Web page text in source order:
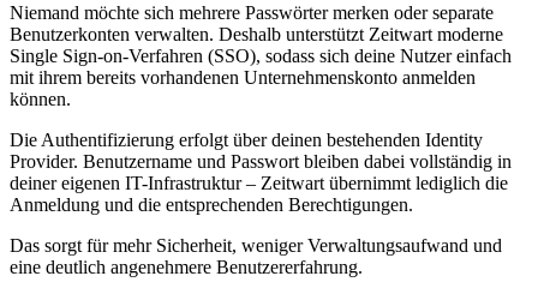
Niemand möchte sich mehrere Passwörter merken oder separate
Benutzerkonten verwalten. Deshalb unterstützt Zeitwart moderne
Single Sign-on-Verfahren (SSO), sodass sich deine Nutzer einfach
mit ihrem bereits vorhandenen Unternehmenskonto anmelden
können.
Die Authentifizierung erfolgt über deinen bestehenden Identity
Provider. Benutzername und Passwort bleiben dabei vollständig in
deiner eigenen IT-Infrastruktur – Zeitwart übernimmt lediglich die
Anmeldung und die entsprechenden Berechtigungen.
Das sorgt für mehr Sicherheit, weniger Verwaltungsaufwand und
eine deutlich angenehmere Benutzererfahrung.